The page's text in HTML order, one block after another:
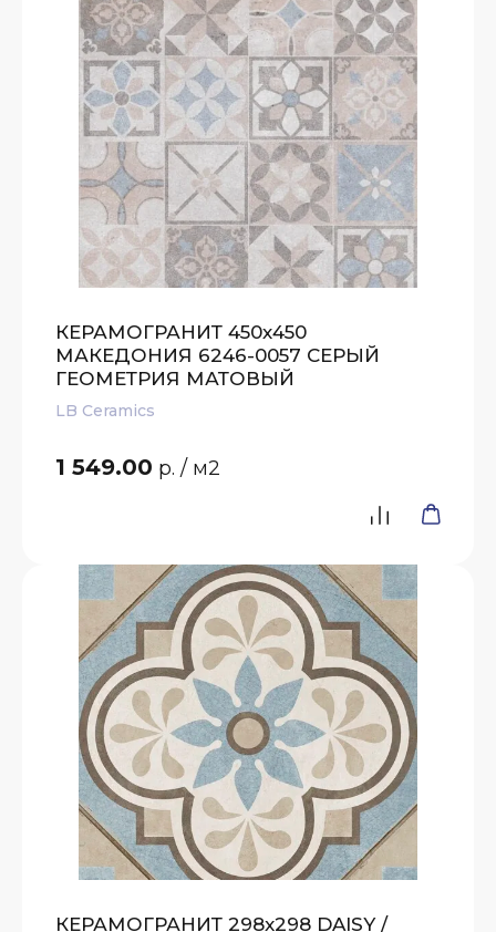
КЕРАМОГРАНИТ 450х450
МАКЕДОНИЯ 6246-0057 СЕРЫЙ
ГЕОМЕТРИЯ МАТОВЫЙ
LB Ceramics
1 549.00 р. / м2
КЕРАМОГРАНИТ 298x298 DAISY /